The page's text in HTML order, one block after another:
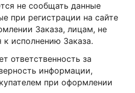
не сообщать данные
при регистрации на сайте
Заказа, лицам, не
исполнению Заказа.
ответственность за
информации,
при оформлении